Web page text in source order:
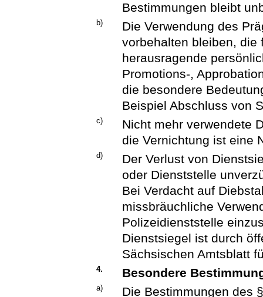
Bestimmungen bleibt
b)
Die Verwendung des
vorbehalten bleiben, die
herausragende
Promotions-,
die besondere
Beispiel Abschluss von
c)
Nicht mehr verwendete
die Vernichtung ist eine
d)
Der Verlust von
oder Dienststelle
Bei Verdacht auf
missbräuchliche
Polizeidienststelle
Dienstsiegel ist durch
Sächsischen Amtsblatt
4. Besondere
a)
Die Bestimmungen des